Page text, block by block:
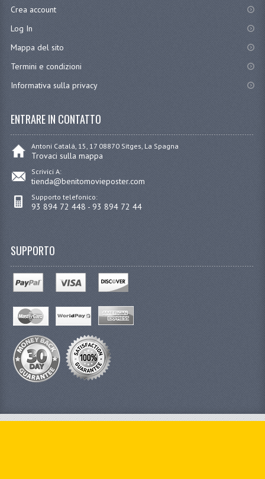
Crea account
Log In
Mappa del sito
Termini e condizioni
Informativa sulla privacy
ENTRARE IN CONTATTO
Antoni Catalá, 15, 17 08870 Sitges, La Spagna
Trovaci sulla mappa
Scrivici A:
tienda@benitomovieposter.com
Supporto telefonico:
93 894 72 448 - 93 894 72 44
SUPPORTO